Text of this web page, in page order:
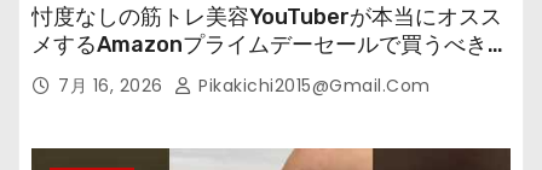
忖度なしの筋トレ美容YouTuberが本当にオスス
メするAmazonプライムデーセールで買うべきも
の 7月 16, 2026 Pikakichi2015@gmail.com